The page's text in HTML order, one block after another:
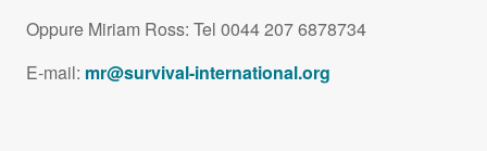
Oppure Miriam Ross: Tel 0044 207 6878734
E-mail: mr@survival-international.org